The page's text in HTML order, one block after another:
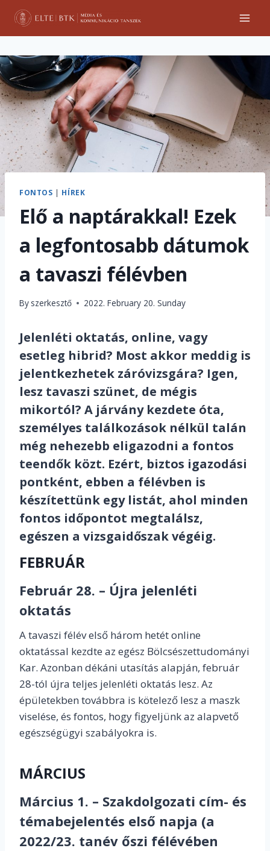
Skip
content
FONTOS | HÍREK
Elő a naptárakkal! Ezek
a legfontosabb dátumok
a tavaszi félévben
By szerkesztő 2022. February 20. Sunday
Jelenléti oktatás, online, vagy
esetleg hibrid? Most akkor meddig is
jelentkezhetek záróvizsgára? Igen,
lesz tavaszi szünet, de mégis
mikortól? A járvány kezdete óta,
személyes találkozások nélkül talán
még nehezebb eligazodni a fontos
teendők közt. Ezért, biztos igazodási
pontként, ebben a félévben is
készítettünk egy listát, ahol minden
fontos időpontot megtalálsz,
egészen a vizsgaidőszak végéig.
FEBRUÁR
Február 28. – Újra jelenléti
oktatás
A tavaszi félév első három hetét online
oktatással kezdte az egész Bölcsészettudományi
Kar. Azonban dékáni utasítás alapján, február
28-tól újra teljes jelenléti oktatás lesz. Az
épületekben továbbra is kötelező lesz a maszk
viselése, és fontos, hogy figyeljünk az alapvető
egészségügyi szabályokra is.
MÁRCIUS
Március 1. – Szakdolgozati cím- és
témabejelentés első napja (a
2022/23. tanév őszi félévében